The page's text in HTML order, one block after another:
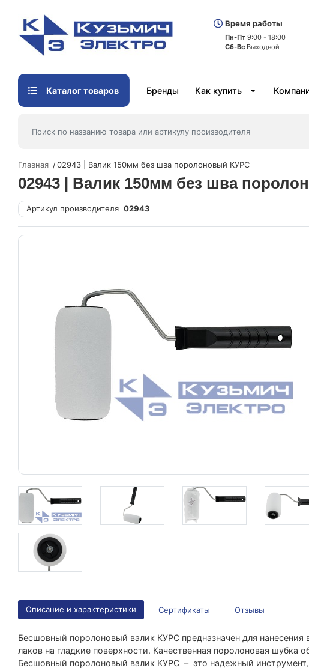
Время работы
Пн-Пт 9:00 - 18:00
Сб-Вс Выходной
Каталог товаров Бренды Как купить
Главная 02943 | Валик 150мм без шва поролоновый КУРС
02943 | Валик 150мм без шва
Артикул производителя 02943
Описание и характеристики Сертификаты Отзывы
Бесшовный поролоновый валик КУРС предназначен для
лаков на гладкие поверхности. Качественная поролоновая шубка
Бесшовный поролоновый валик КУРС – это надежный